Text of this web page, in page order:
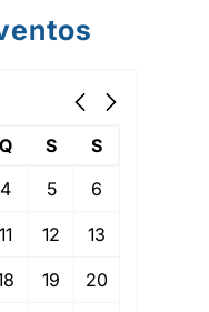
Q S
S
4 5 6
11 12 13
19 20